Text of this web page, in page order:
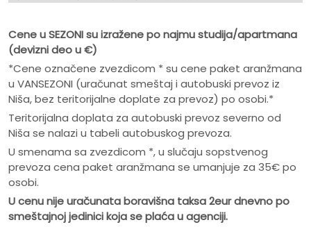
Cene u SEZONI su izražene po najmu studija/apartmana
(devizni deo u€)
*Cene označene zvezdicom * su cene paket aranžmana
u VANSEZONI (uračunat smeštaj i autobuski prevoz iz
Niša, bez teritorijalne doplate za prevoz) po osobi.*
Teritorijalna doplata za autobuski prevoz severno od
Niša se nalazi u tabeli autobuskog prevoza.
U smenama sa zvezdicom *, u slučaju sopstvenog
prevoza cena paket aranžmana se umanjuje za 35€ po
osobi.
U cenu nije uračunata boravišna taksa 2eur dnevno po
smeštajnoj jedinici koja se plaća u agenciji.